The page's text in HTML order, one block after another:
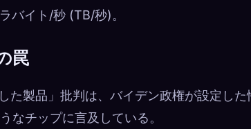
バイト/秒 (TB/秒)。
罠
た製品」批判は、バイデン政権が設定し
なチップに言及している。